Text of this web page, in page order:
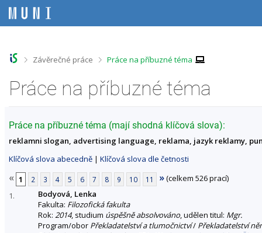
e
e
e
e
>Závěrečné práce >
Práce na příbuzné téma
Práce na příbuzné téma
Práce na příbuzné téma (mají shodná klíčová slova):
reklamni slogan, advertising language, reklama, jazyk reklamy,
Klíčová slova abecedně | Klíčová slova dle četnosti
« 1 2 3 4 5 6 7 8 9 10 11 »(celkem 526 prací)
1.
Bodyová, Lenka
Fakulta: Filozofická fakulta
Rok: 2014, studium úspěšně absolvováno, udělen titul: Mgr.
Program/obor Překladatelství a tlumočnictví/ Překladatelství